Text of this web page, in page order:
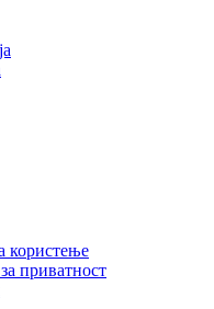
користење
приватност